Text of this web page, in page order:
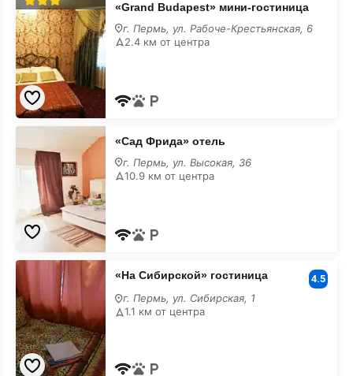
Budapest»
мини-
гостиница
с
завтраком
«Grand Budapest» мини-гостиница
г. Пермь, ул. Рабоче-Крестьянская, 6
2.4 км от центра
«Сад
отель
с
завтраком
«Сад Фрида» отель
г. Пермь, ул. Высокая, 36
10.9 км от центра
«На
Сибирской»
гостиница
с
завтраком
«На Сибирской» гостиница 4.5
г. Пермь, ул. Сибирская, 1
1.1 км от центра